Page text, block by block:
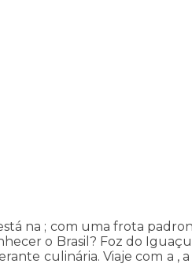
na ; com uma frota
o Brasil? Foz do
culinária. Viaje com a